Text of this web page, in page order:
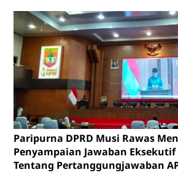
Paripurna DPRD Musi Rawas
Penyampaian Jawaban Eksekutif
Tentang Pertanggungjawaban